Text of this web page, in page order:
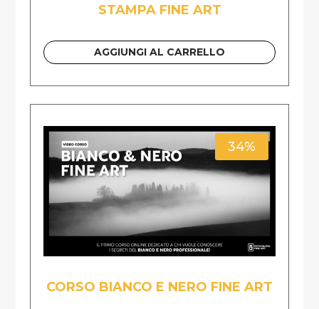
STAMPA FINE ART
AGGIUNGI AL CARRELLO
34%
CORSO BIANCO E NERO FINE ART